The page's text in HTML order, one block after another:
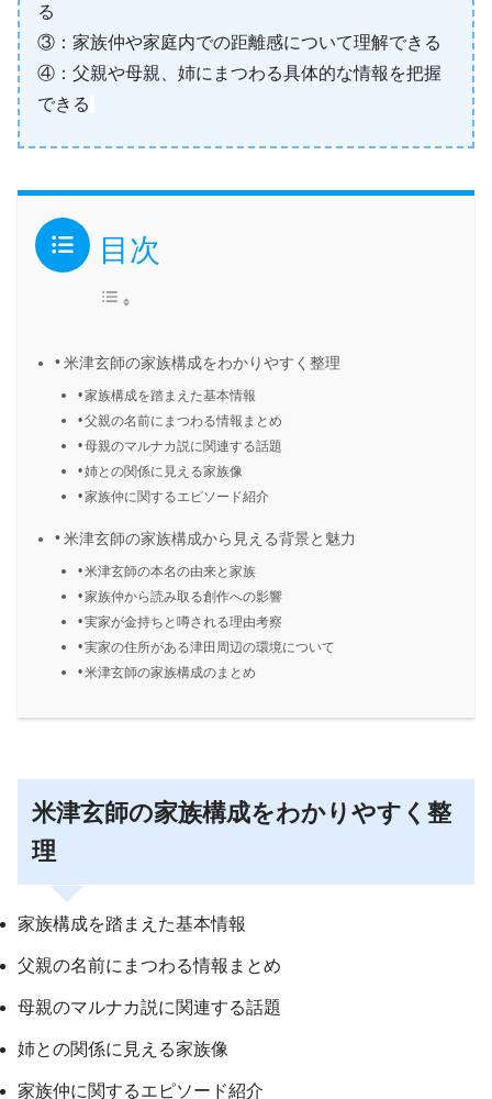
る
③：家族仲や家庭内での距離感について理解できる
④：父親や母親、姉にまつわる具体的な情報を把握
できる
目次
米津玄師の家族構成をわかりやすく整理
家族構成を踏まえた基本情報
父親の名前にまつわる情報まとめ
母親のマルナカ説に関連する話題
姉との関係に見える家族像
家族仲に関するエピソード紹介
米津玄師の家族構成から見える背景と魅力
米津玄師の本名の由来と家族
家族仲から読み取る創作への影響
実家が金持ちと噂される理由考察
実家の住所がある津田周辺の環境について
米津玄師の家族構成のまとめ
米津玄師の家族構成をわかりやすく整
理
家族構成を踏まえた基本情報
父親の名前にまつわる情報まとめ
母親のマルナカ説に関連する話題
姉との関係に見える家族像
家族仲に関するエピソード紹介